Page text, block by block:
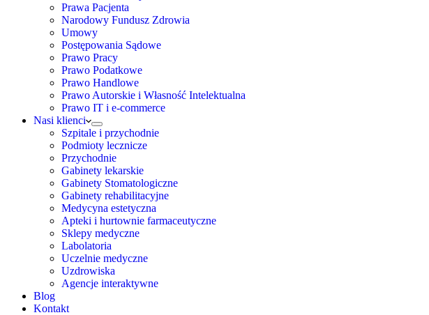
Prawa Pacjenta
Narodowy Fundusz Zdrowia
Umowy
Postępowania Sądowe
Prawo Pracy
Prawo Podatkowe
Prawo Handlowe
Prawo Autorskie i Własność Intelektualna
Prawo IT i e-commerce
Nasi klienci
Szpitale i przychodnie
Podmioty lecznicze
Przychodnie
Gabinety lekarskie
Gabinety Stomatologiczne
Gabinety rehabilitacyjne
Medycyna estetyczna
Apteki i hurtownie farmaceutyczne
Sklepy medyczne
Labolatoria
Uczelnie medyczne
Uzdrowiska
Agencje interaktywne
Blog
Kontakt